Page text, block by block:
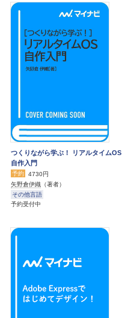
つくりながら学ぶ！ リアルタイムOS
自作入門
予約
4730円
矢野倉伊織 （著者）
その他言語
予約受付中